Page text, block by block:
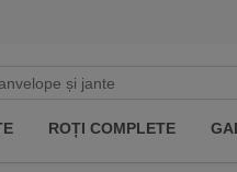
ROȚI COMPLETE